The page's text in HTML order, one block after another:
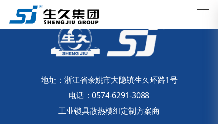
地址：浙江省余姚市大隐镇生久环路1号
电话：0574-6291-3088
工业锁具散热模组定制方案商